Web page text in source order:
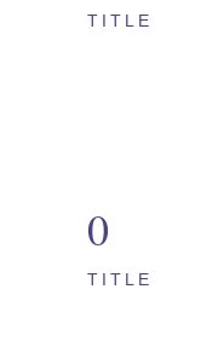
TITLE
0
TITLE